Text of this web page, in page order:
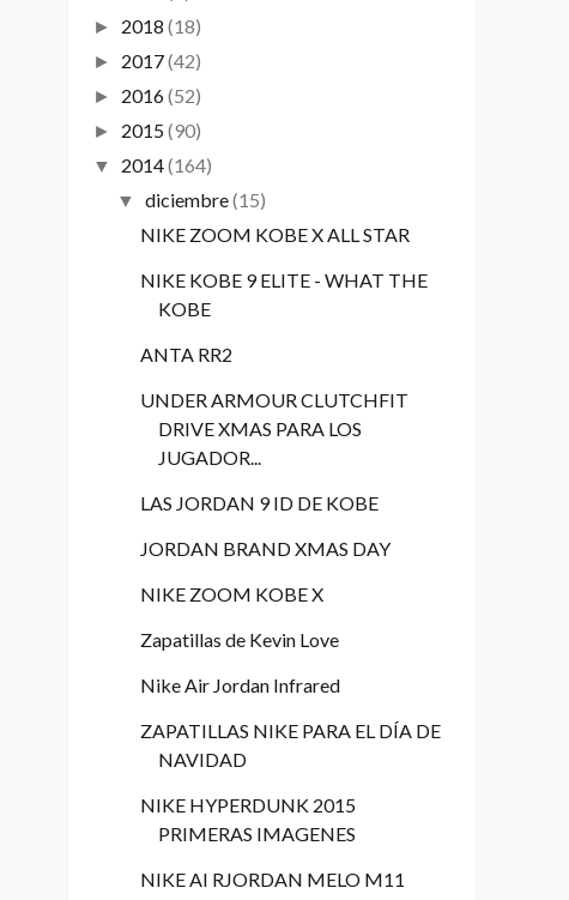
► 2018 (18)
► 2017(42)
► 2016(52)
► 2015(90)
▼ 2014(164)
▼ diciembre(15)
NIKE ZOOM KOBE X ALL STAR
NIKE KOBE 9 ELITE - WHAT THE
KOBE
ANTA RR2
UNDER ARMOUR CLUTCHFIT
DRIVE XMAS PARA LOS
JUGADOR...
LAS JORDAN 9 ID DE KOBE
JORDAN BRAND XMAS DAY
NIKE ZOOM KOBE X
Zapatillas de Kevin Love
Nike Air Jordan Infrared
ZAPATILLAS NIKE PARA EL DÍA DE
NAVIDAD
NIKE HYPERDUNK 2015
PRIMERAS IMAGENES
NIKE AI RJORDAN MELO M11